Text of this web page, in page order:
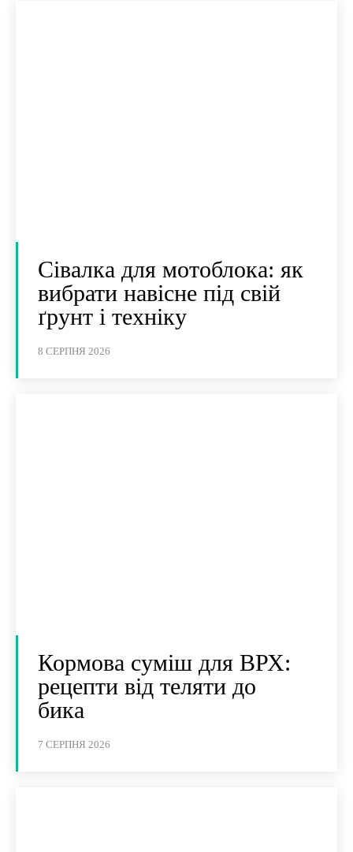
Сівалка для мотоблока: як
вибрати навісне під свій
ґрунт і техніку
8 СЕРПНЯ 2026
Кормова суміш для ВРХ:
рецепти від теляти до
бика
7 СЕРПНЯ 2026